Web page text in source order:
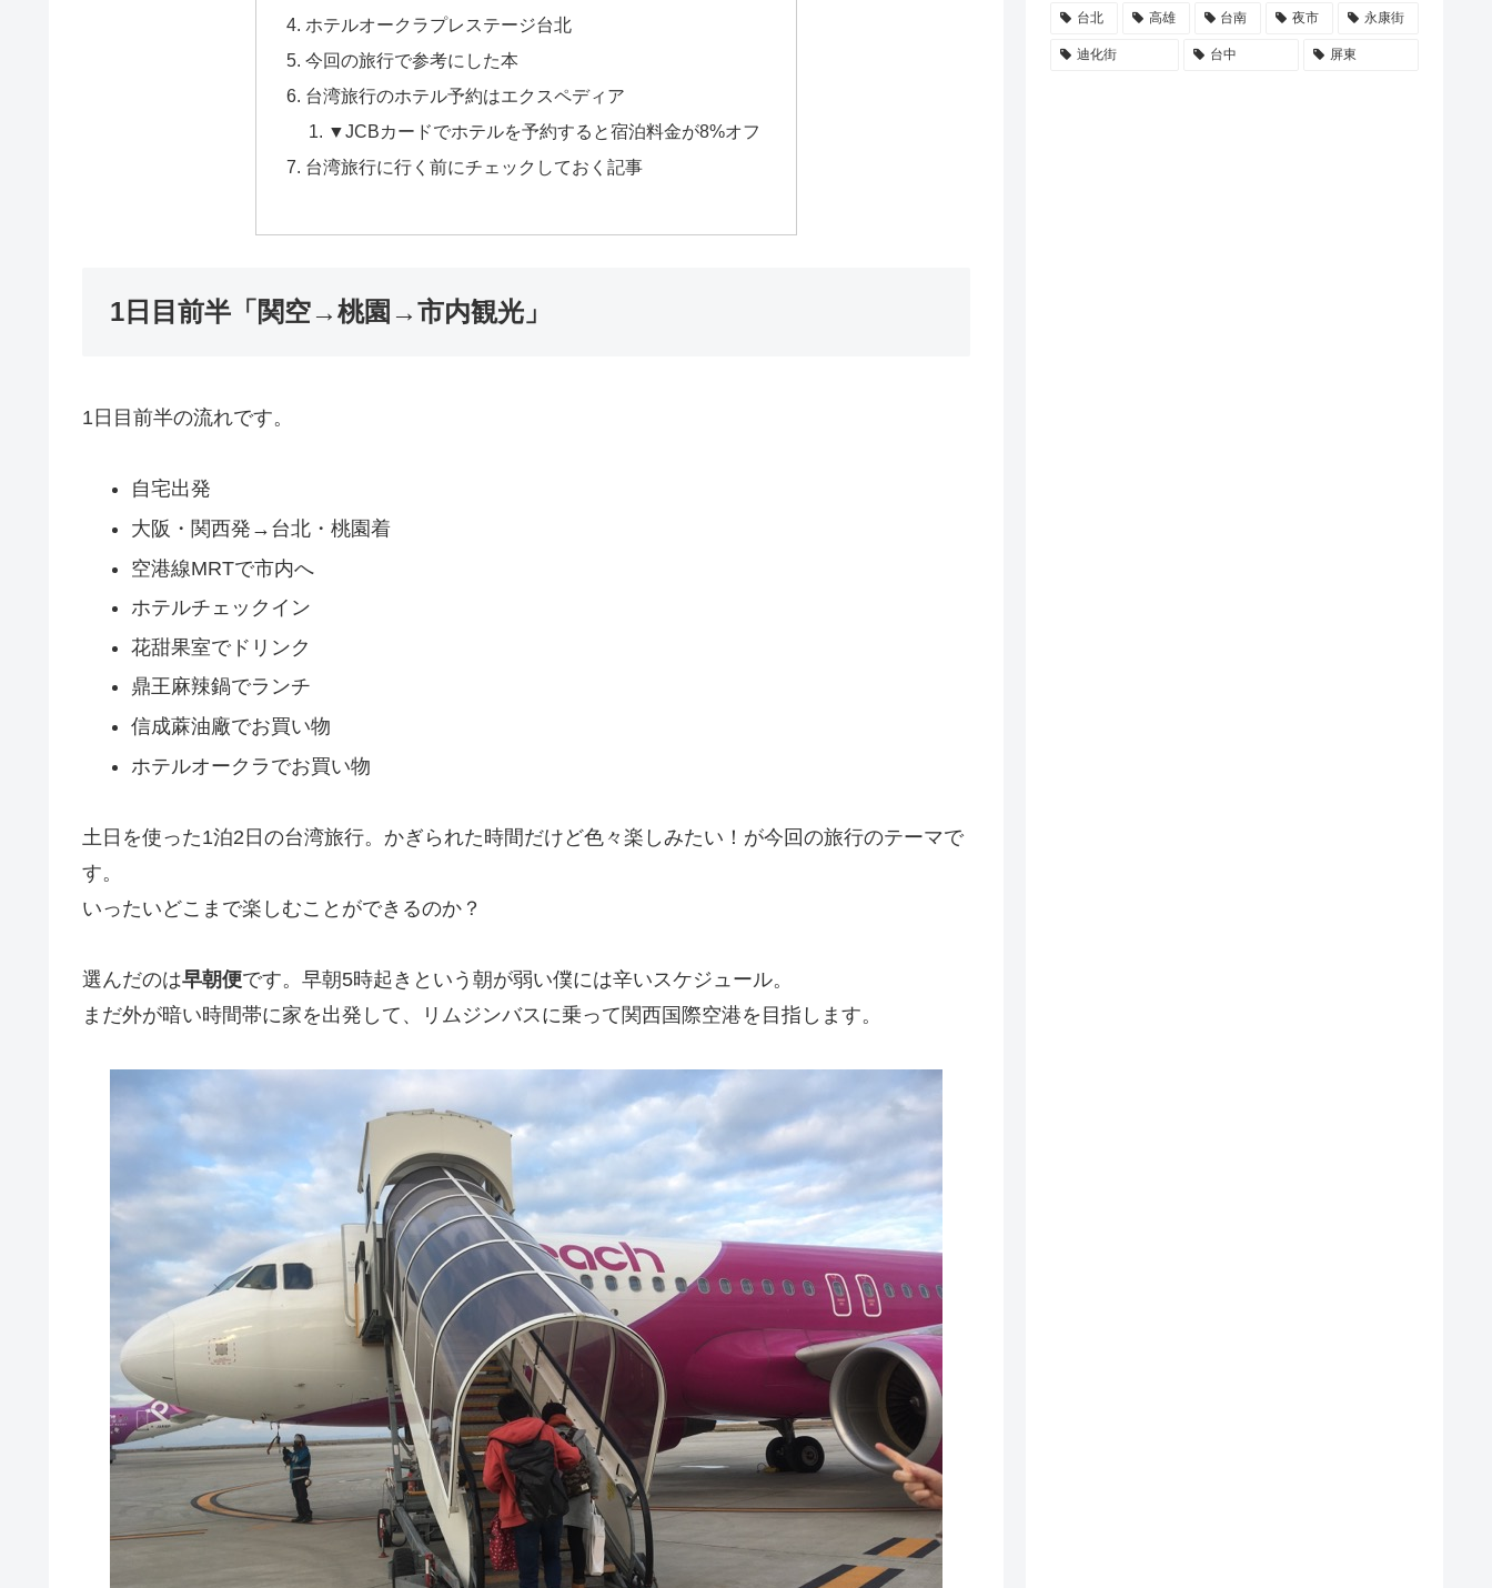
ホテルオークラプレステージ台北
今回の旅行で参考にした本
台湾旅行のホテル予約はエクスペディア
▼JCBカードでホテルを予約すると宿泊料金が8%オフ
台湾旅行に行く前にチェックしておく記事
1日目前半「関空→桃園→市内観光」
1日目前半の流れです。
自宅出発
大阪・関西発→台北・桃園着
空港線MRTで市内へ
ホテルチェックイン
花甜果室でドリンク
鼎王麻辣鍋でランチ
信成蔴油廠でお買い物
ホテルオークラでお買い物
土日を使った1泊2日の台湾旅行。かぎられた時間だけど色々楽しみたい！が今回の旅行のテーマで
す。
いったいどこまで楽しむことができるのか？
選んだのは早朝便です。早朝5時起きという朝が弱い僕には辛いスケジュール。
まだ外が暗い時間帯に家を出発して、リムジンバスに乗って関西国際空港を目指します。
台北 高雄 台南 夜市 永康街
迪化街 台中 屏東